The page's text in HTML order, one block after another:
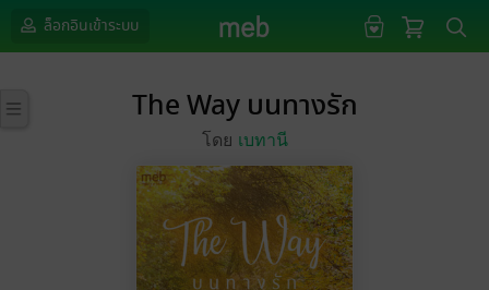
ล็อกอินเข้าระบบ
The Way บนทางรัก
โดย เบทานี